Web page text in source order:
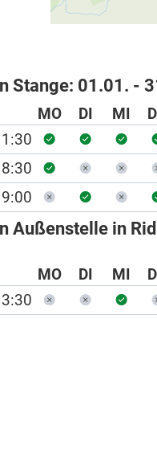
Stange: 01.01. -
MO DI MI
Außenstelle in
MO DI MI